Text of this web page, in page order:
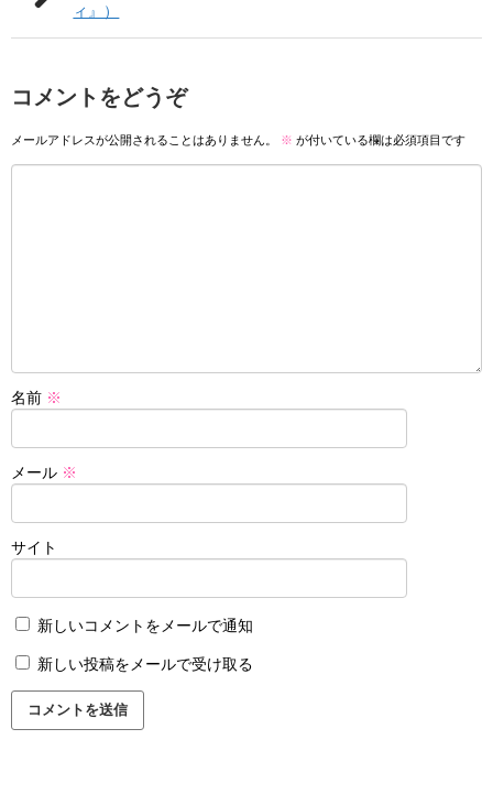
ィ』）
コメントをどうぞ
メールアドレスが公開されることはありません。 ※ が付いている欄は必須項目です
名前 ※
メール ※
サイト
新しいコメントをメールで通知
新しい投稿をメールで受け取る